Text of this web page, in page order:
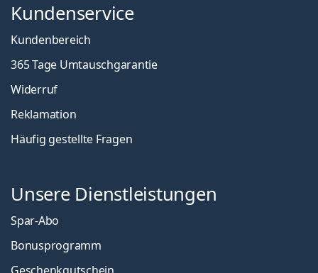
Kundenservice
Kundenbereich
365 Tage Umtauschgarantie
Widerruf
Reklamation
Häufig gestellte Fragen
Unsere Dienstleistungen
Spar-Abo
Bonusprogramm